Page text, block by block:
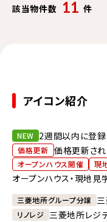
該当物件数 11 件
アイコン紹介
NEW 2週間以内に登
価格更新 価格更新さ
オープンハウス開催 現
オープンハウス・現地
三菱地所グループ分譲
リノレジ 三菱地所レジ